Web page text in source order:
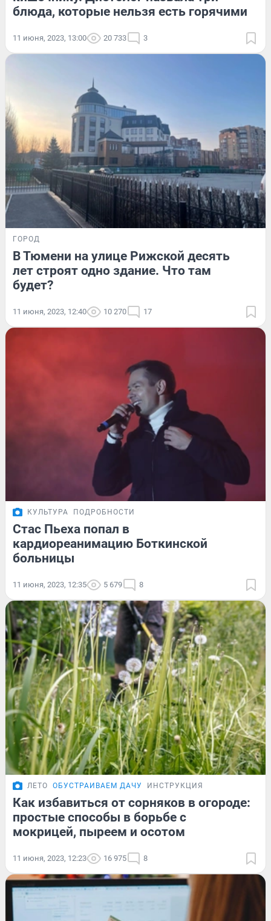
блюда, которые нельзя есть горячими
11 июня, 2023, 13:00 20 733 3
ГОРОД
В Тюмени на улице Рижской десять
лет строят одно здание. Что там
будет?
11 июня, 2023, 12:40 10 270 17
КУЛЬТУРА ПОДРОБНОСТИ
Стас Пьеха попал в
кардиореанимацию Боткинской
больницы
11 июня, 2023, 12:35 5 679 8
ЛЕТО ОБУСТРАИВАЕМ ДАЧУ ИНСТРУКЦИЯ
Как избавиться от сорняков в огороде:
простые способы в борьбе с
мокрицей, пыреем и осотом
11 июня, 2023, 12:23 16 975 8